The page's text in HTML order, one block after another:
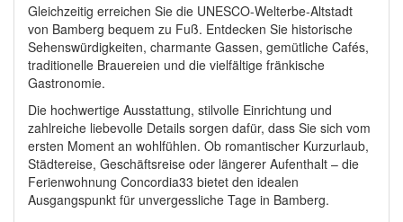
Gleichzeitig erreichen Sie die UNESCO-Welterbe-Altstadt
von Bamberg bequem zu Fuß. Entdecken Sie historische
Sehenswürdigkeiten, charmante Gassen, gemütliche Cafés,
traditionelle Brauereien und die vielfältige fränkische
Gastronomie.
Die hochwertige Ausstattung, stilvolle Einrichtung und
zahlreiche liebevolle Details sorgen dafür, dass Sie sich vom
ersten Moment an wohlfühlen. Ob romantischer Kurzurlaub,
Städtereise, Geschäftsreise oder längerer Aufenthalt – die
Ferienwohnung Concordia33 bietet den idealen
Ausgangspunkt für unvergessliche Tage in Bamberg.